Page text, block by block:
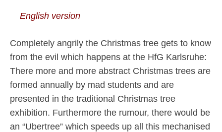
English version
Completely angrily the Christmas tree gets to know
from the evil which happens at the HfG Karlsruhe:
There more and more abstract Christmas trees are
formed annually by mad students and are
presented in the traditional Christmas tree
exhibition. Furthermore the rumour, there would be
an “Ubertree” which speeds up all this mechanised